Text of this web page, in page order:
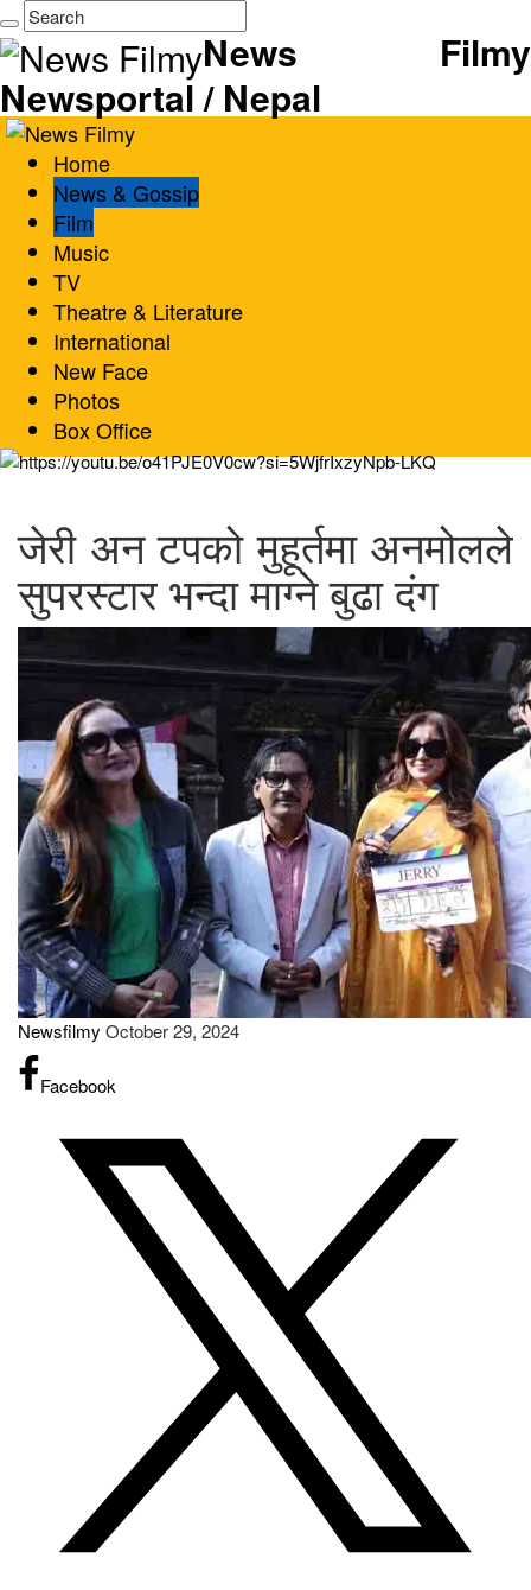
News Filmy
Newsportal / Nepal
Home
News & Gossip
Film
Music
TV
Theatre & Literature
International
New Face
Photos
Box Office
जेरी अन टपको मुहूर्तमा अनमोलले
सुपरस्टार भन्दा माग्ने बुढा दंग
Newsfilmy October 29, 2024
Facebook